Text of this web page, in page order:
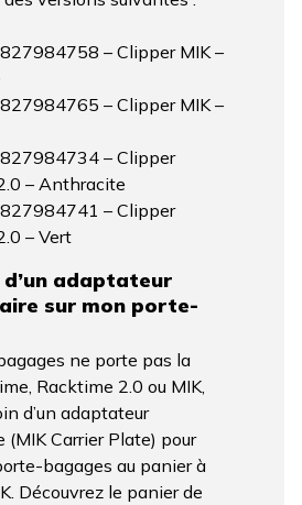
– Clipper MIK –
– Clipper MIK –
– Clipper
– Anthracite
– Clipper
– Vert
adaptateur
sur mon porte-
ne porte pas la
Racktime 2.0 ou MIK,
d’un adaptateur
Carrier Plate) pour
bagages au panier à
Découvrez le panier de